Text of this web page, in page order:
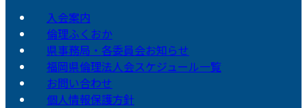
入会案内
倫理ふくおか
県事務局・各委員会お知らせ
福岡県倫理法人会スケジュール一覧
お問い合わせ
個人情報保護方針